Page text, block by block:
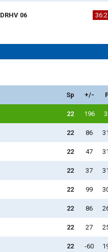
DRHV 06
Sp +/-
22 196
22 86
22 47
22 37
22 99
22 86
22 27
22 -60